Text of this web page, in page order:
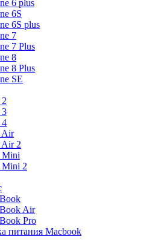
6 plus
6S
6S plus
7
7 Plus
8
8 Plus
SE
3
4
Air
Air 2
Mini
Mini 2
Air
Pro
питания Macbook